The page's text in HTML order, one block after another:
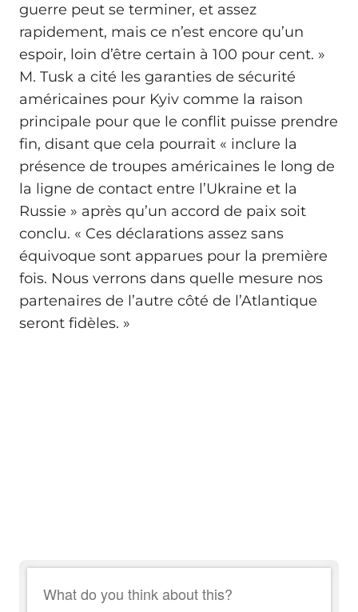
guerre peut se terminer, et assez
rapidement, mais ce n’est encore qu’un
espoir, loin d’être certain à 100 pour cent. »
M. Tusk a cité les garanties de sécurité
américaines pour Kyiv comme la raison
principale pour que le conflit puisse prendre
fin, disant que cela pourrait « inclure la
présence de troupes américaines le long de
la ligne de contact entre l’Ukraine et la
Russie » après qu’un accord de paix soit
conclu. « Ces déclarations assez sans
équivoque sont apparues pour la première
fois. Nous verrons dans quelle mesure nos
partenaires de l’autre côté de l’Atlantique
seront fidèles. »